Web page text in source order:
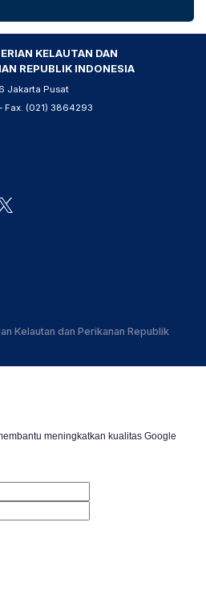
KELAUTAN DAN
REPUBLIK INDONESIA
Jakarta Pusat
Fax. (021) 3864293
Kelautan dan Perikanan Republik
meningkatkan kualitas Google